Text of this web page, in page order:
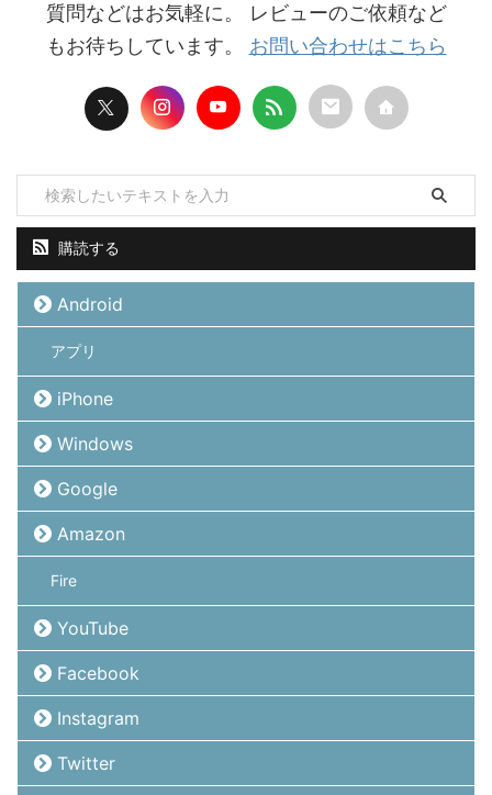
質問などはお気軽に。 レビューのご依頼など
もお待ちしています。 お問い合わせはこちら
購読する
Android
アプリ
iPhone
Windows
Google
Amazon
Fire
YouTube
Facebook
Instagram
Twitter